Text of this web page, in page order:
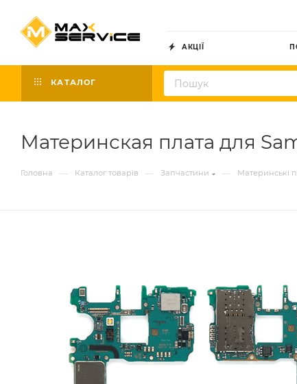
АКЦІЇ
КАТАЛОГ
Материнская плата для
Головна — Каталог товарів — Запчастини — Материнські